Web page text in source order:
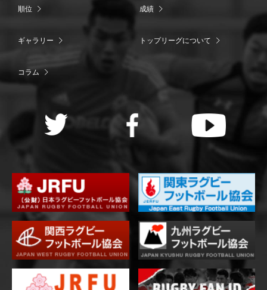
順位 成績
ギャラリー トップリーグについて
コラム